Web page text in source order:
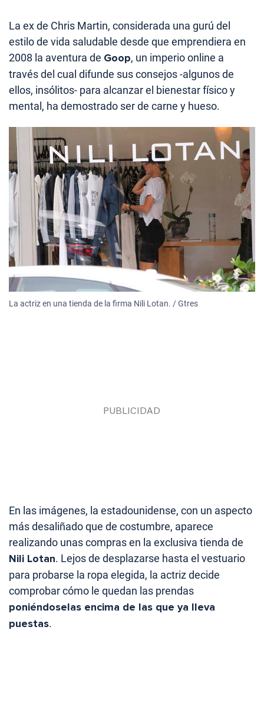
La ex de Chris Martin, considerada una gurú del
estilo de vida saludable desde que emprendiera en
2008 la aventura de Goop, un imperio online a
través del cual difunde sus consejos -algunos de
ellos, insólitos- para alcanzar el bienestar físico y
mental, ha demostrado ser de carne y hueso.
La actriz en una tienda de la firma Nili Lotan. / Gtres
En las imágenes, la estadounidense, con un aspecto
más desaliñado que de costumbre, aparece
realizando unas compras en la exclusiva tienda de
Nili Lotan. Lejos de desplazarse hasta el vestuario
para probarse la ropa elegida, la actriz decide
comprobar cómo le quedan las prendas
poniéndoselas encima de las que ya lleva
puestas.